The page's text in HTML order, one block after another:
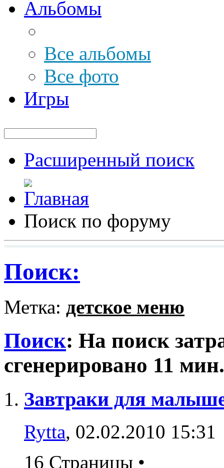
Альбомы
Все альбомы
Все фото
Игры
Расширенный поиск
Поиск по форуму
Поиск:
Метка: детское меню
Поиск: На поиск
сгенерировано 11
Завтраки для
Rytta, 02.02.2010 15:31
16 Страницы •